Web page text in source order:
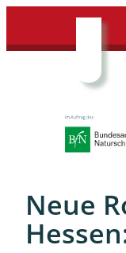
Inhalt
Hauptnavigation
Suche
Fußleiste
Neue